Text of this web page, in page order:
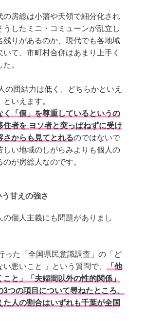
の房総は小藩や天領で細分化され
うしたミニ・コミューンが乱立し
残りがあるのか、現代でも各地域
いて、市町村合併はあまり上手く
。
の団結力は低く、どちらかといえ
いえます。
く「個」を尊重しているというの
住者を ヨソ者と突っぱねずに受け
さからも見てとれるのではないで
しい地域のしがらみよりも個人の
が房総人なのです。
甘えの強さ
の個人主義にも問題がありまし
った「全国県民意識調査」の「ど
い悪いこと 」という質問で、
「他
こと」「夫婦間以外の性的関係」
3つの項目について尋ねたところ、
た人の割合はいずれも千葉が全国